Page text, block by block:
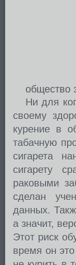
общество
Ни для
своему
курение в
табачную
сигарета
сигарету
раковыми
сделан
данных.
а значит,
Этот риск
время он